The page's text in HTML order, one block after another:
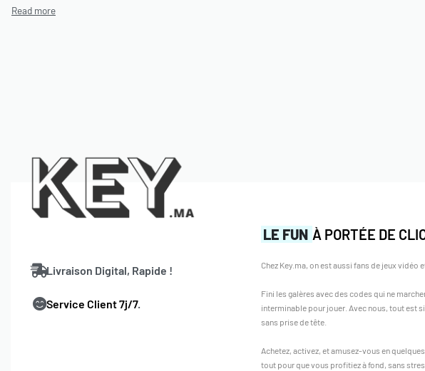
LE FUN À PORTÉE DE
Chez Key.ma, on est aussi fans de jeux vidéo
Fini les galères avec des codes qui ne
interminable pour jouer. Avec nous, tout est
sans prise de tête.
Achetez, activez, et amusez-vous en
tout pour que vous profitiez à fond, sans
Livraison Digital, Rapide !
Service Client 7j/7.